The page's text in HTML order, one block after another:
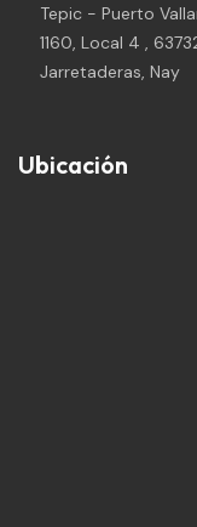
Tepic - Puerto
1160, Local 4 ,
Jarretaderas, Nay
Ubicación